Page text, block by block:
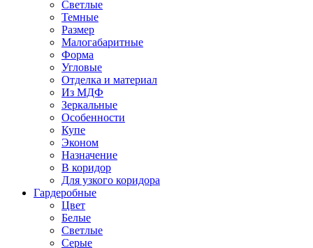
Светлые
Темные
Размер
Малогабаритные
Форма
Угловые
Отделка и материал
Из МДФ
Зеркальные
Особенности
Купе
Эконом
Назначение
В коридор
Для узкого коридора
Гардеробные
Цвет
Белые
Светлые
Серые